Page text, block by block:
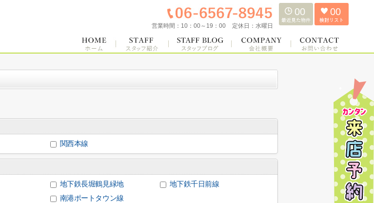
営業時間： 10：00～19：00 定休日： 水曜日
00 00
関西本線
地下鉄長堀鶴見緑地
地下鉄千日前線
南港ポートタウン線